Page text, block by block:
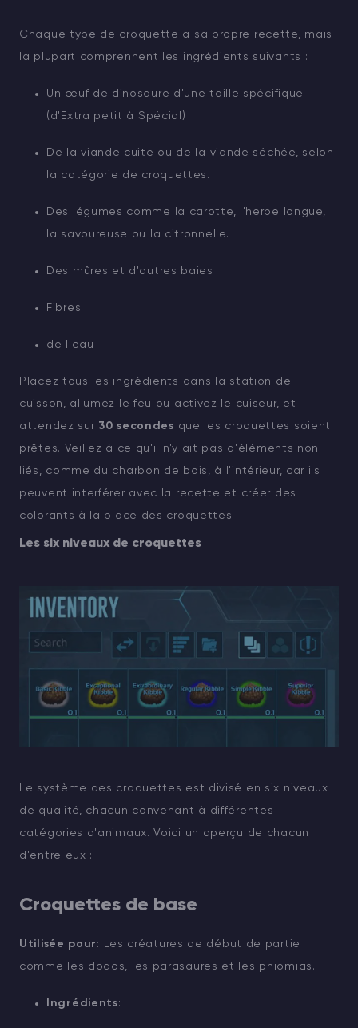
Chaque type de croquette a sa propre recette, mais
la plupart comprennent les ingrédients suivants :
Un œuf de dinosaure d'une taille spécifique
(d'Extra petit à Spécial)
De la viande cuite ou de la viande séchée, selon
la catégorie de croquettes.
Des légumes comme la carotte, l'herbe longue,
la savoureuse ou la citronnelle.
Des mûres et d'autres baies
Fibres
de l'eau
Placez tous les ingrédients dans la station de
cuisson, allumez le feu ou activez le cuiseur, et
attendez sur 30 secondes que les croquettes soient
prêtes. Veillez à ce qu'il n'y ait pas d'éléments non
liés, comme du charbon de bois, à l'intérieur, car ils
peuvent interférer avec la recette et créer des
colorants à la place des croquettes.
Les six niveaux de croquettes
Le système des croquettes est divisé en six niveaux
de qualité, chacun convenant à différentes
catégories d'animaux. Voici un aperçu de chacun
d'entre eux :
Croquettes de base
Utilisée pour : Les créatures de début de partie
comme les dodos, les parasaures et les phiomias.
Ingrédients: